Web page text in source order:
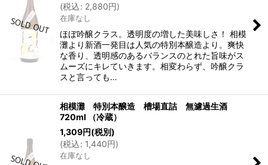
(税込: 2,880円)
在庫なし
ほぼ吟醸クラス。透明度の増した美味しさ！ 相模
灘より新酒一発目は人気の特別本醸造より。爽快
な香り、透明感のあるバランスのとれた旨味がス
ムーズにキレていきます。相変わらず、吟醸クラ
スと言っても…
相模灘 特別本醸造 槽場直詰 無濾過生酒
720ml （冷蔵）
1,309円(税別)
(税込: 1,440円)
在庫なし